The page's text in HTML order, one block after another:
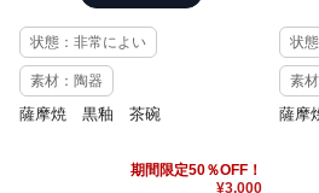
状態：非常によい
素材：陶器
薩摩焼 黒釉 茶碗
期間限定50％OFF！
¥3,000
状
素
薩摩